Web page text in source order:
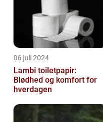
06 juli 2024
Lambi toiletpapir:
Blødhed og komfort for
hverdagen